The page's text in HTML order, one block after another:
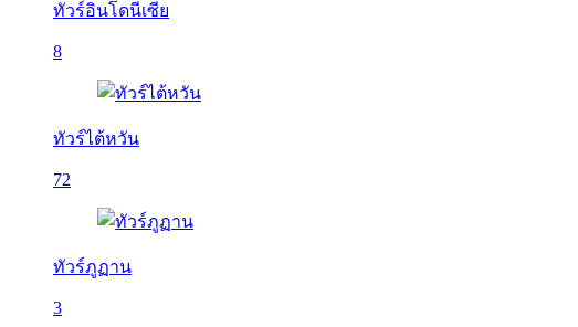
ทัวร์อินโดนีเซีย
8
ทัวร์ไต้หวัน
72
ทัวร์ภูฏาน
3